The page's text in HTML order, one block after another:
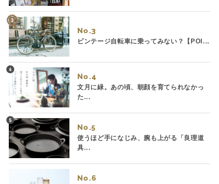
No.
ビンテージ自転車に乗ってみない？【POI...
No.
文月に緑。あの頃、朝顔を育てられなかっ
た...
No.
使うほど手になじみ、腕も上がる「良理道
具...
No.